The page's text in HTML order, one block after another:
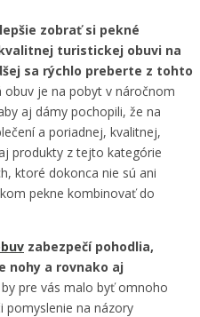
zobrať si pekné
turistickej obuvi na
sa rýchlo preberte z tohto
obuv je na pobyt v náročnom
aj dámy pochopili, že na
a poriadnej, kvalitnej,
produkty z tejto kategórie
ktoré dokonca nie sú ani
pekne kombinovať do
zabezpečí pohodlia,
nohy a rovnako aj
pre vás malo byť omnoho
pomyslenie na názory